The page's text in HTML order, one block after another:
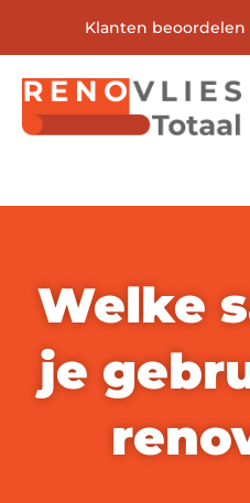
Klanten beoordelen
Welke
je